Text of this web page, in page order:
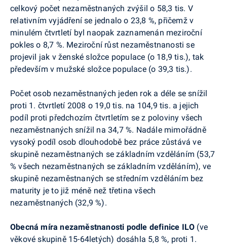
celkový počet nezaměstnaných zvýšil o 58,3 tis. V
relativním vyjádření se jednalo o 23,8 %, přičemž v
minulém čtvrtletí byl naopak zaznamenán meziroční
pokles o 8,7 %. Meziroční růst nezaměstnanosti se
projevil jak v ženské složce populace (o 18,9 tis.), tak
především v mužské složce populace (o 39,3 tis.).
Počet osob nezaměstnaných jeden rok a déle se snížil
proti 1. čtvrtletí 2008 o 19,0 tis. na 104,9 tis. a jejich
podíl proti předchozím čtvrtletím se z poloviny všech
nezaměstnaných snížil na 34,7 %. Nadále mimořádně
vysoký podíl osob dlouhodobě bez práce zůstává ve
skupině nezaměstnaných se základním vzděláním (53,7
% všech nezaměstnaných se základním vzděláním), ve
skupině nezaměstnaných se středním vzděláním bez
maturity je to již méně než třetina všech
nezaměstnaných (32,9 %).
Obecná míra nezaměstnanosti podle definice ILO (ve
věkové skupině 15-64letých) dosáhla 5,8 %, proti 1.